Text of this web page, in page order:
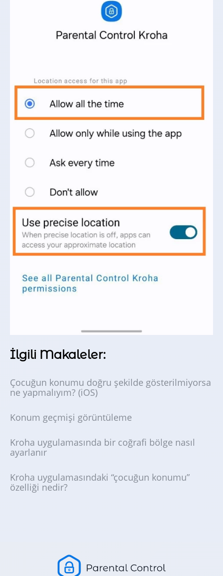
İlgili Makaleler:
Çocuğun konumu doğru şekilde gösterilmiyorsa
ne yapmalıyım? (iOS)
Konum geçmişi görüntüleme
Kroha uygulamasında bir coğrafi bölge nasıl
ayarlanır
Kroha uygulamasındaki “çocuğun konumu”
özelliği nedir?